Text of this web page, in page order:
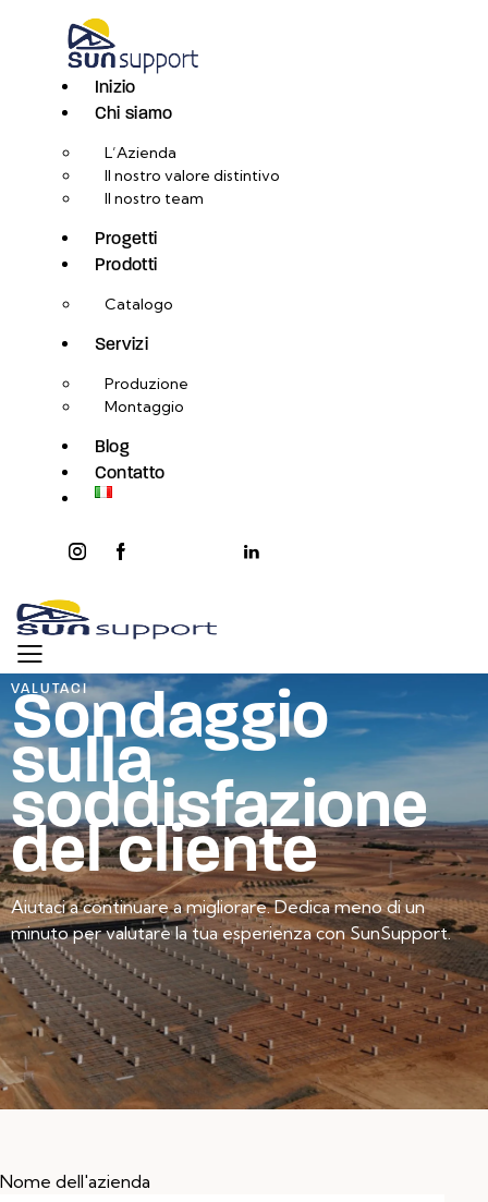
Inizio
Chi siamo
L’Azienda
Il nostro valore distintivo
Il nostro team
Progetti
Prodotti
Catalogo
Servizi
Produzione
Montaggio
Blog
Contatto
instagramfacebook-
youtube2
linkedin
VALUTACI
Sondaggio
sulla
soddisfazione
del cliente
Aiutaci a continuare a migliorare. Dedica meno di un
minuto per valutare la tua esperienza con SunSupport.
Nome dell'azienda